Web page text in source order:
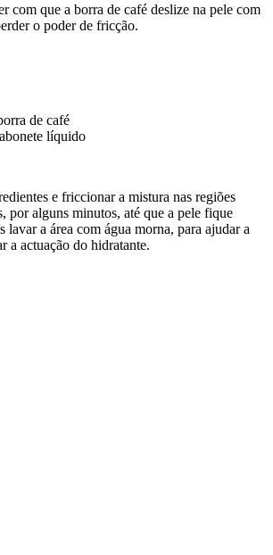
com que a borra de café deslize na pele com
o poder de fricção.
de café
líquido
e friccionar a mistura nas regiões
por alguns minutos, até que a pele fique
lavar a área com água morna, para ajudar a
a actuação do hidratante.